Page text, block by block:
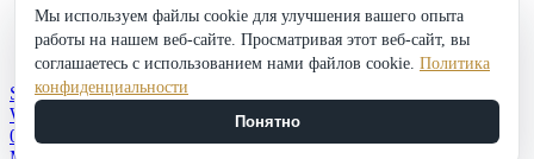
Серьги
из
ЖЕЛТЫЙ
ЗОЛОТО
750
01С646314-
в корзину Купить
Добавить в избранное
Shop
Wishlist
0
items
Мы используем файлы cookie для улучшения вашего опыта
работы на нашем веб-сайте. Просматривая этот веб-сайт, вы
соглашаетесь с использованием нами файлов cookie. Политика
конфиденциальности
Понятно